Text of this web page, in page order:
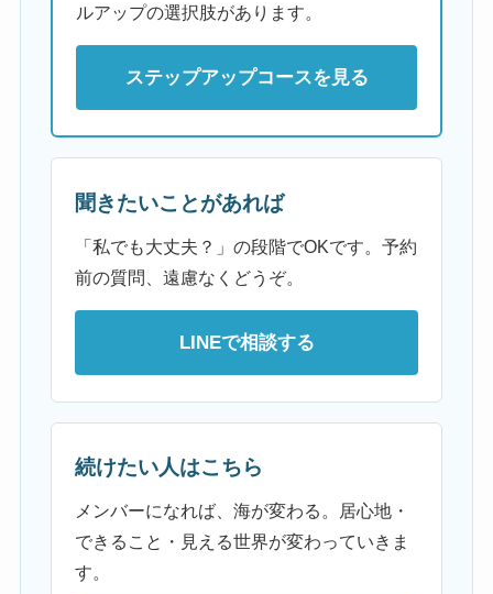
ルアップの選択肢があります。
ステップアップコースを見る
聞きたいことがあれば
「私でも大丈夫？」の段階でOKです。予約
前の質問、遠慮なくどうぞ。
LINEで相談する
続けたい人はこちら
メンバーになれば、海が変わる。居心地・
できること・見える世界が変わっていきま
す。